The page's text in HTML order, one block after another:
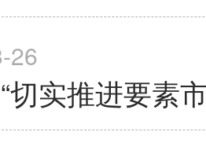
26
切实推进要素